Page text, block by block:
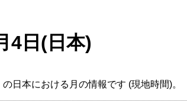
4日(日本)
日本における月の情報です (現地時間)。